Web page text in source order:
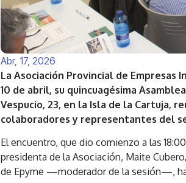
Abr, 17, 2026
La Asociación Provincial de Empresas
10 de abril, su quincuagésima
Vespucio, 23, en la Isla de la Cartuja,
colaboradores y representantes del
El encuentro, que dio comienzo a las
presidenta de la Asociación, Maite
de Epyme —moderador de la sesión—,